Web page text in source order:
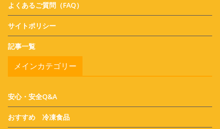
よくあるご質問（FAQ）
サイトポリシー
記事一覧
メインカテゴリー
安心・安全Q&A
おすすめ 冷凍食品